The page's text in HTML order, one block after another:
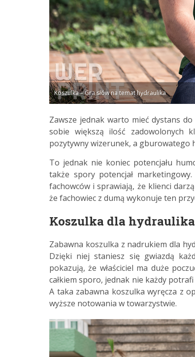
Koszulka – Gra słów na temat hydraulika
Zawsze jednak warto mieć dystans
sobie większą ilość zadowolonych
pozytywny wizerunek, a gburowatego
To jednak nie koniec potencjału
także spory potencjał
fachowców i sprawiają, że klienci
że fachowiec z dumą wykonuje ten
Koszulka dla
Zabawna koszulka z nadrukiem dla
Dzięki niej staniesz się gwiazdą
pokazują, że właściciel ma duże
całkiem sporo, jednak nie każdy
A taka zabawna koszulka wyręcza z
wyższe notowania w towarzystwie.